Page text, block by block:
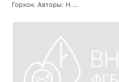
Горхон. Авторы: Н....